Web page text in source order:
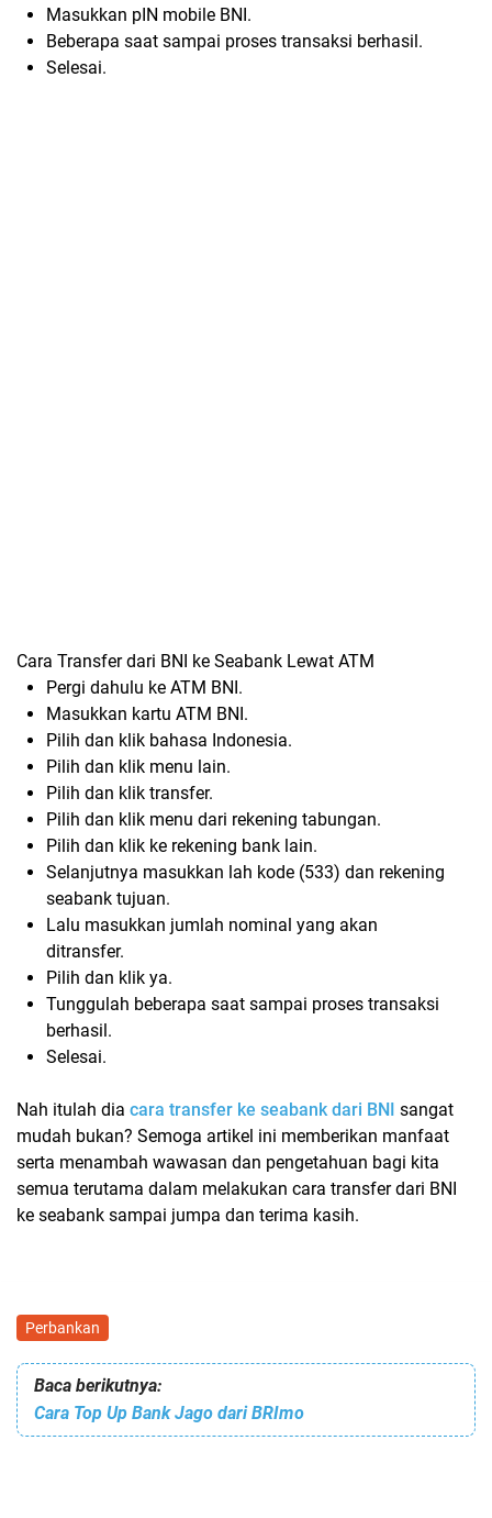
Masukkan pIN mobile BNI.
Beberapa saat sampai proses transaksi berhasil.
Selesai.
Cara Transfer dari BNI ke Seabank Lewat ATM
Pergi dahulu ke ATM BNI.
Masukkan kartu ATM BNI.
Pilih dan klik bahasa Indonesia.
Pilih dan klik menu lain.
Pilih dan klik transfer.
Pilih dan klik menu dari rekening tabungan.
Pilih dan klik ke rekening bank lain.
Selanjutnya masukkan lah kode (533) dan rekening
seabank tujuan.
Lalu masukkan jumlah nominal yang akan
ditransfer.
Pilih dan klik ya.
Tunggulah beberapa saat sampai proses transaksi
berhasil.
Selesai.
Nah itulah dia cara transfer ke seabank dari BNI sangat
mudah bukan? Semoga artikel ini memberikan manfaat
serta menambah wawasan dan pengetahuan bagi kita
semua terutama dalam melakukan cara transfer dari BNI
ke seabank sampai jumpa dan terima kasih.
Perbankan
Baca berikutnya:
Cara Top Up Bank Jago dari BRImo